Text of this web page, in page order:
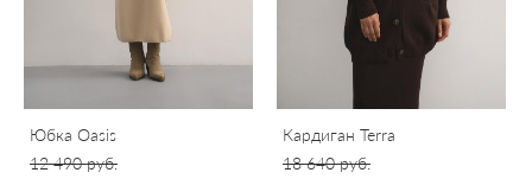
Юбка Oasis
12 490 pуб.
Кардиган Terra
18 640 pуб.